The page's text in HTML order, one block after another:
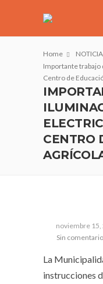
Home
Importante trabajo
Centro de
CENTRO
noviembre 15,
Sin
La
instrucciones